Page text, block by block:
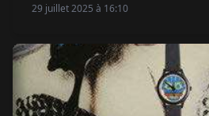
Emmanuel Galiero.
29 juillet 2025 à 16:10